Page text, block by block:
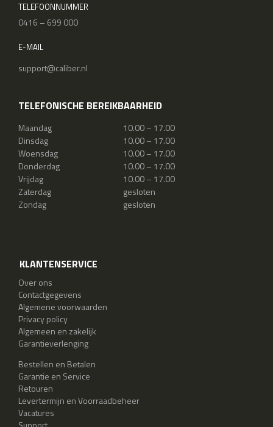
TELEFOONNUMMER
0416 – 699 000
E-MAIL
support@caliber.nl
TELEFONISCHE BEREIKBAARHEID
Maandag
10.00 – 17.00
Dinsdag
10.00 – 17.00
Woensdag
10.00 – 17.00
Donderdag
10.00 – 17.00
Vrijdag
10.00 – 17.00
Zaterdag
gesloten
Zondag
gesloten
KLANTENSERVICE
Over ons
Contactgegevens
Algemene voorwaarden
Privacy policy
Algemeen en zakelijk
Garantieverlenging
Bestellen en Betalen
Garantie en Service
Retouren
Levertermijn en Voorraadbeheer
Vacatures